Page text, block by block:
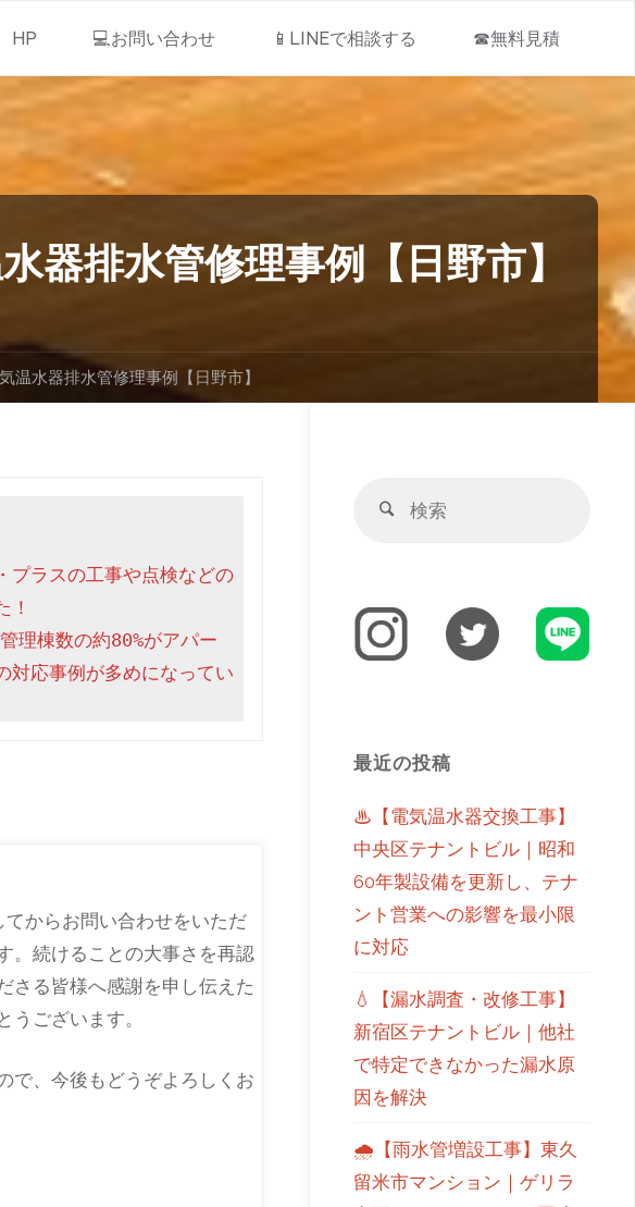
HP 💻お問い合わせ 📱LINEで相談する ☎無料見積
器排水管修理事例【日野市】
温水器排水管修理事例【日野市】
プラスの工事や点検などの
！
理棟数の約80%がアパー
対応事例が多めになってい
からお問い合わせをいただ
。続けることの大事さを再認
さる皆様へ感謝を申し伝えた
うございます。
で、今後もどうぞよろしくお
最近の投稿
♨【電気温水器交換工事】
中央区テナントビル｜昭和
60年製設備を更新し、テナ
ント営業への影響を最小限
に対応
💧【漏水調査・改修工事】
新宿区テナントビル｜他社
で特定できなかった漏水原
因を解決
🌧【雨水管増設工事】東久
留米市マンション｜ゲリラ